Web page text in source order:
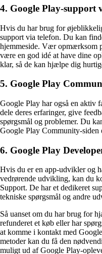
4. Google Play-support
Hvis du har brug for
support via telefon. Du kan
hjemmeside. Vær opmærksom
være en god idé at have dine
klar, så de kan hjælpe dig
5. Google Play
Google Play har også en aktiv
dele deres erfaringer, give
spørgsmål og problemer. Du
Google Play Community-siden
6. Google Play
Hvis du er en app-udvikler og
vedrørende udvikling, kan du
Support. De har et dedikeret
tekniske spørgsmål og andre
Så uanset om du har brug for
refunderet et køb eller har
at komme i kontakt med
metoder kan du få den
muligt ud af Google Play-